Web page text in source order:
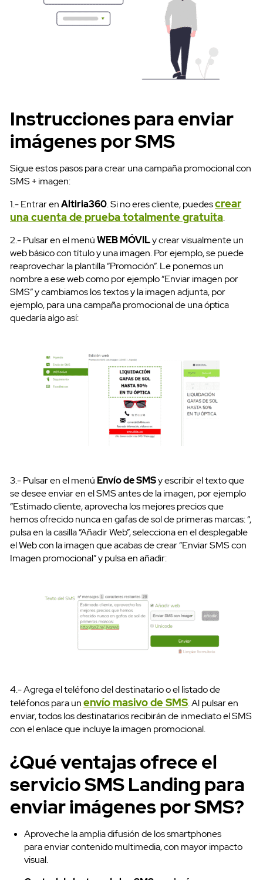
SMS Masivos
SMS API
WhatsApp API
Instrucciones para enviar
imágenes por SMS
Sigue estos pasos para crear una campaña promocional con
SMS + imagen:
1.- Entrar enAltiria360. Si no eres cliente, puedescrear
una cuenta de prueba totalmente gratuita.
2.- Pulsar en el menúWEB MÓVILy crear visualmente un
web básico con título y una imagen. Por ejemplo, se puede
reaprovechar la plantilla “Promoción”. Le ponemos un
nombre a ese web como por ejemplo “Enviar imagen por
SMS” y cambiamos los textos y la imagen adjunta, por
ejemplo, para una campaña promocional de una óptica
quedaría algo así:
3.- Pulsar en el menú Envío de SMSy escribir el texto que
se desee enviar en el SMS antes de la imagen, por ejemplo
“Estimado cliente, aprovecha los mejores precios que
hemos ofrecido nunca en gafas de sol de primeras marcas: “,
pulsa en la casilla “Añadir Web”, selecciona en el desplegable
el Web con la imagen que acabas de crear “Enviar SMS con
Imagen promocional” y pulsa en añadir:
4.- Agrega el teléfono del destinatario o el listado de
teléfonos para unenvío masivo de SMS. Al pulsar en
enviar, todos los destinatarios recibirán de inmediato el SMS
con el enlace que incluye la imagen promocional.
¿Qué ventajas ofrece el
servicio SMS Landing para
enviar imágenes por SMS?
Aproveche la amplia difusión de los smartphones
para enviar contenido multimedia, con mayor impacto
visual.